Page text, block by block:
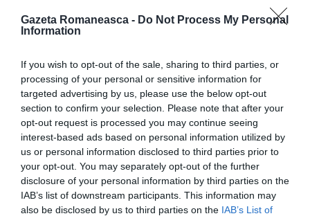
Gazeta Romaneasca - Do Not Process My Personal
Information
If you wish to opt-out of the sale, sharing to third parties, or
processing of your personal or sensitive information for
targeted advertising by us, please use the below opt-out
section to confirm your selection. Please note that after your
opt-out request is processed you may continue seeing
interest-based ads based on personal information utilized by
us or personal information disclosed to third parties prior to
your opt-out. You may separately opt-out of the further
disclosure of your personal information by third parties on the
IAB’s list of downstream participants. This information may
also be disclosed by us to third parties on the IAB’s List of
Cum v-aţi caracteriza?
Fiind din semnul berbec, mă aprind imediat dar nu ţin
la supărare, trăiesc emoţiile la maxim, sunt veselă
dar şi melancolică, am momentele mele, sunt
vanitoasă, ţin la imaginea mea; îmi place să las
mereu o impresie bună, sunt sinceră, cred în prietenie
chiar dacă uneori sunt dezamăgită, sunt generoasă,
ajut mereu persoanele care au nevoie de mine,
iubesc şi simt nevoia să fiu iubită, sunt